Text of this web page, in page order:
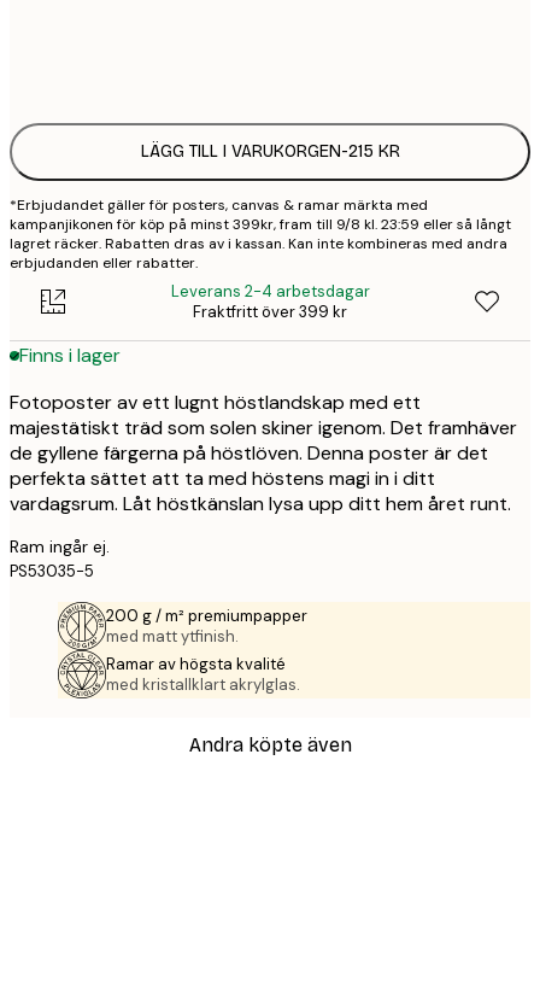
LÄGG TILL I VARUKORGEN-215 KR
*Erbjudandet gäller för posters, canvas & ramar märkta med
kampanjikonen för köp på minst 399kr, fram till 9/8 kl. 23:59 eller så långt
lagret räcker. Rabatten dras av i kassan. Kan inte kombineras med andra
erbjudanden eller rabatter.
Leverans 2-4 arbetsdagar
Fraktfritt över 399 kr
Finns i lager
Fotoposter av ett lugnt höstlandskap med ett
majestätiskt träd som solen skiner igenom. Det framhäver
de gyllene färgerna på höstlöven. Denna poster är det
perfekta sättet att ta med höstens magi in i ditt
vardagsrum. Låt höstkänslan lysa upp ditt hem året runt.
Ram ingår ej.
PS53035-5
200 g / m² premiumpapper
med matt ytfinish.
Ramar av högsta kvalité
med kristallklart akrylglas.
Andra köpte även